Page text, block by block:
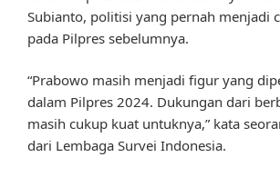
Subianto, politisi yang pernah menjadi
pada Pilpres sebelumnya.
“Prabowo masih menjadi figur yang
dalam Pilpres 2024. Dukungan dari
masih cukup kuat untuknya,” kata
dari Lembaga Survei Indonesia.